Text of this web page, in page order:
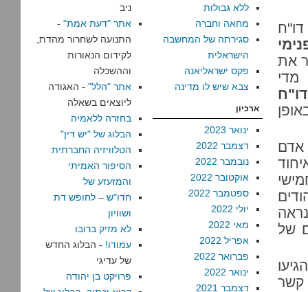
את
מדי
אדם
של
קשר
ללא גבולות
מחאה וחברה
סגירתה של המחשבה
הישראלית
פקס ישראליאנה
צבא שיש לו מדינה
ארכיון
ינואר 2023
דצמבר 2022
נובמבר 2022
אוקטובר 2022
ספטמבר 2022
יולי 2022
מאי 2022
אפריל 2022
פברואר 2022
ינואר 2022
דצמבר 2021
ניב
אתר "דעת אמת" -
התנועה לשחרור מהדת,
לקידום הנאורות
וההשכלה
אתר "הלל" - האגודה
ליוצאים בשאלה
בחזרה ללאמיה
הבלוג של "יש דין"
הטלוויזיה החברתית
הסיפור האמיתי
והמזעזע של
חדו"ש – לחופש דת
ושוויון
לא מזיק ברובו
עמודו! - הבלוג החדש
של עדיגי
פרויקט בן יהודה